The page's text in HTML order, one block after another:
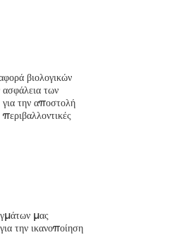
βιολογικών
ασφάλεια των
την αποστολή
μας
την ικανοποίηση